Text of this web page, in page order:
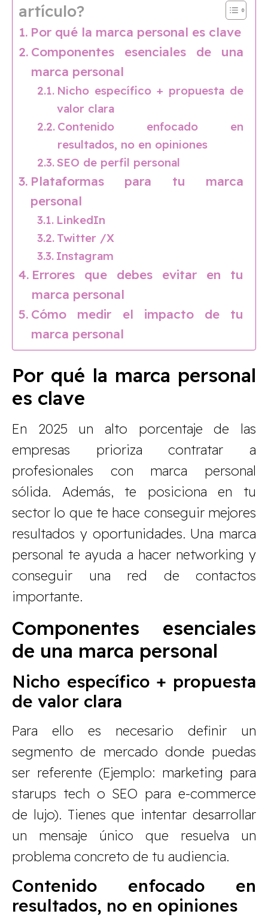
artículo?
Por qué la marca personal es clave
Componentes esenciales de una
marca personal
Nicho específico + propuesta de
valor clara
Contenido enfocado en
resultados, no en opiniones
SEO de perfil personal
Plataformas para tu marca
personal
LinkedIn
Twitter /X
Instagram
Errores que debes evitar en tu
marca personal
Cómo medir el impacto de tu
marca personal
Por qué la marca personal
es clave
En 2025 un alto porcentaje de las
empresas prioriza contratar a
profesionales con marca personal
sólida. Además, te posiciona en tu
sector lo que te hace conseguir mejores
resultados y oportunidades. Una marca
personal te ayuda a hacer networking y
conseguir una red de contactos
importante.
Componentes esenciales
de una marca personal
Nicho específico + propuesta
de valor clara
Para ello es necesario definir un
segmento de mercado donde puedas
ser referente (Ejemplo: marketing para
starups tech o SEO para e-commerce
de lujo). Tienes que intentar desarrollar
un mensaje único que resuelva un
problema concreto de tu audiencia.
Contenido enfocado en
resultados, no en opiniones